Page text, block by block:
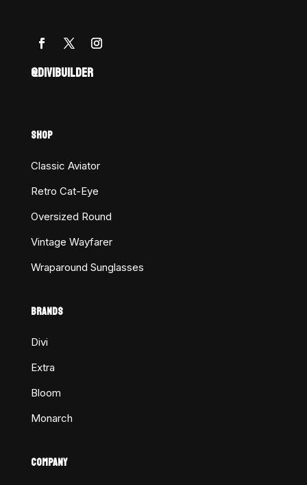
@DIVIBUILDER
SHOP
Classic Aviator
Retro Cat-Eye
Oversized Round
Vintage Wayfarer
Wraparound Sunglasses
BRANDS
Divi
Extra
Bloom
Monarch
COMPANY